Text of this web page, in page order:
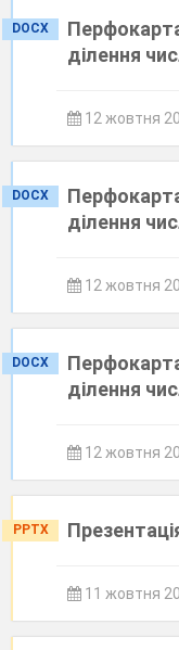
DOCX
ділення
12 жовтня
DOCX
ділення
12 жовтня
DOCX
ділення
12 жовтня
PPTX
11 жовтня